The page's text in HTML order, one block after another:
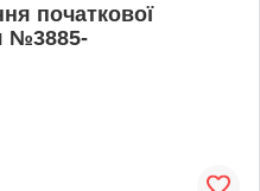
початкової
№3885-